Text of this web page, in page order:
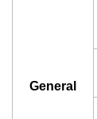
General